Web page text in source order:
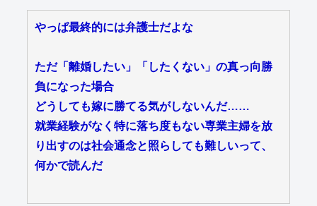
やっぱ最終的には弁護士だよな
ただ「離婚したい」「したくない」の真っ向勝
負になった場合
どうしても嫁に勝てる気がしないんだ……
就業経験がなく特に落ち度もない専業主婦を放
り出すのは社会通念と照らしても難しいって、
何かで読んだ